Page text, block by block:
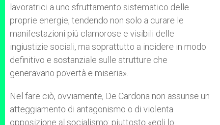
lavoratrici a uno sfruttamento sistematico delle
proprie energie, tendendo non solo a curare le
manifestazioni più clamorose e visibili delle
ingiustizie sociali, ma soprattutto a incidere in modo
definitivo e sostanziale sulle strutture che
generavano povertà e miseria».
Nel fare ciò, ovviamente, De Cardona non assunse un
atteggiamento di antagonismo o di violenta
opposizione al socialismo: piuttosto «egli lo